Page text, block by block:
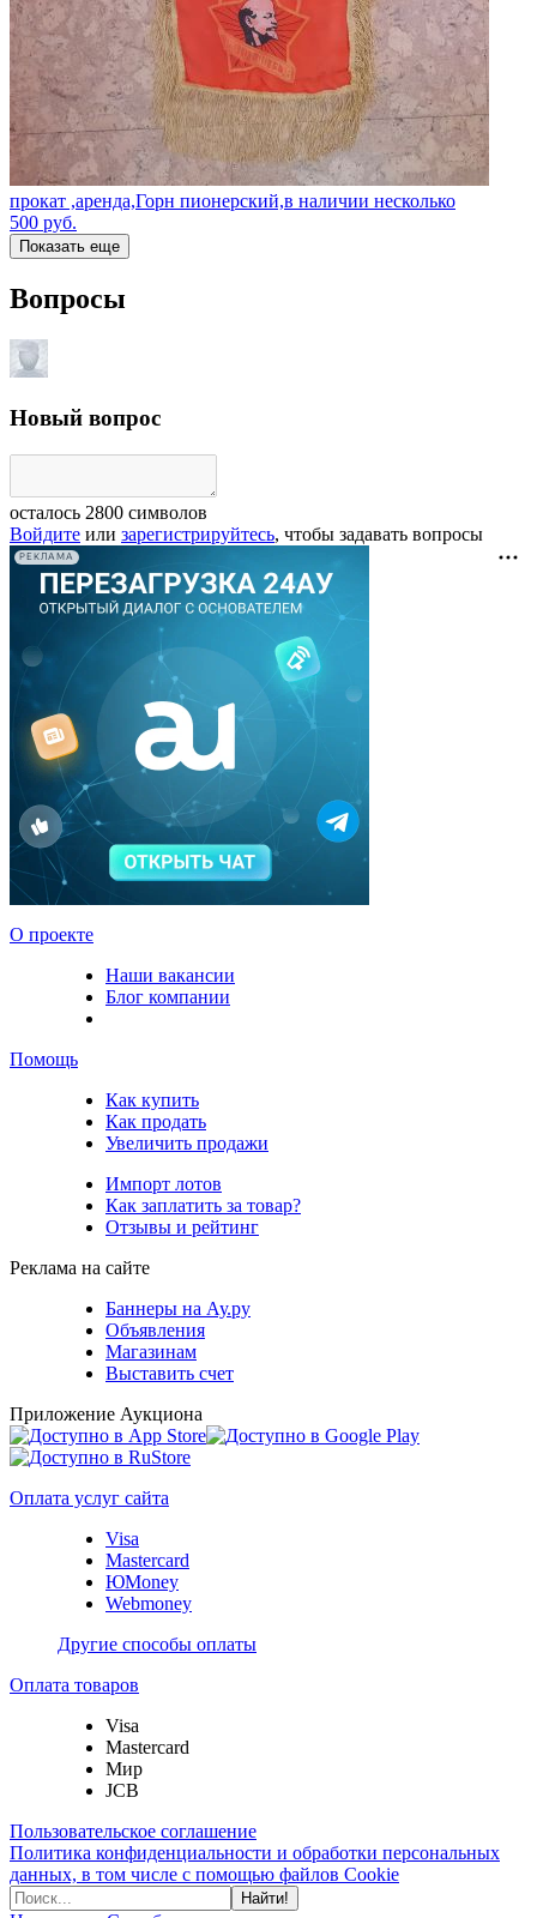
прокат ,аренда,Горн пионерский,в наличии несколько
500 руб.
Показать еще
Вопросы
Новый вопрос
осталось 2800 символов
Войдите или зарегистрируйтесь, чтобы задавать вопросы
РЕКЛАМА
О проекте
Наши вакансии
Блог компании
Помощь
Как купить
Как продать
Увеличить продажи
Импорт лотов
Как заплатить за товар?
Отзывы и рейтинг
Реклама на сайте
Баннеры на Ау.ру
Объявления
Магазинам
Выставить счет
Приложение Аукциона
Оплата услуг сайта
Visa
Mastercard
ЮMoney
Webmoney
Другие способы оплаты
Оплата товаров
Visa
Mastercard
Мир
JCB
Пользовательское соглашение
Политика конфиденциальности и обработки персональных
данных, в том числе с помощью файлов Cookie
Найти!